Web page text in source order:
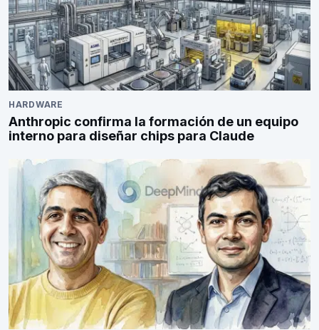
HARDWARE
Anthropic confirma la formación de un equipo
interno para diseñar chips para Claude